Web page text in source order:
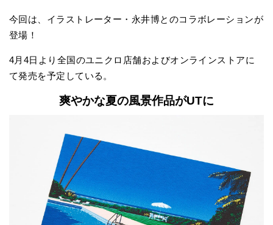
今回は、イラストレーター・永井博とのコラボレーションが
登場！
4月4日より全国のユニクロ店舗およびオンラインストアに
て発売を予定している。
爽やかな夏の風景作品がUTに